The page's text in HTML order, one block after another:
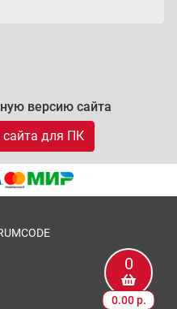
0
0.00 р.
версию сайта
для ПК